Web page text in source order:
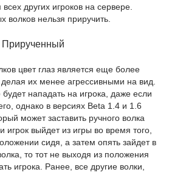
других игроков на сервере.
волков нельзя приручить.
Прирученный
цвет глаз является еще более
их менее агрессивными на вид.
нападать на игрока, даже если
однако в версиях Beta 1.4 и 1.6
может заставить ручного волка
игрок выйдет из игры во время того,
сидя, а затем опять зайдет в
то тот не выходя из положения
игрока. Ранее, все другие волки,